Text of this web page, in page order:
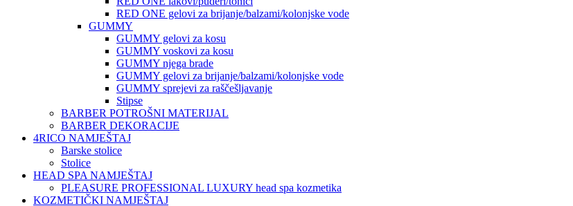
RED ONE gelovi za brijanje/balzami/kolonjske vode
GUMMY
GUMMY gelovi za kosu
GUMMY voskovi za kosu
GUMMY njega brade
GUMMY gelovi za brijanje/balzami/kolonjske vode
GUMMY sprejevi za raščešljavanje
Stipse
BARBER POTROŠNI MATERIJAL
BARBER DEKORACIJE
4RICO NAMJEŠTAJ
Barske stolice
Stolice
HEAD SPA NAMJEŠTAJ
PLEASURE PROFESSIONAL LUXURY head spa kozmetika
KOZMETIČKI NAMJEŠTAJ